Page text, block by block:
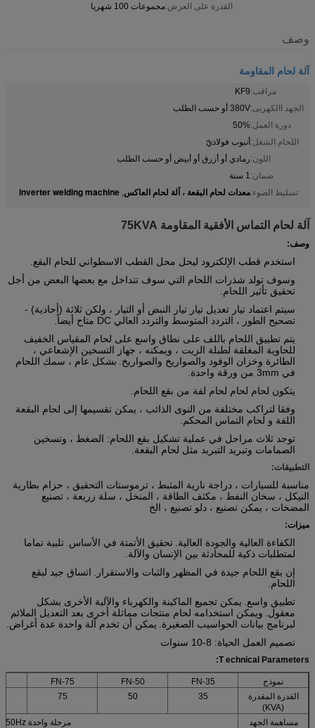
القدرة على العرض:مجموعات 100 شهريا
وصف
آلة لحام المقاومة
مراقب:KF9
الجهد االكهربى:380V أو حسب الطلب
دورة العمل:50%
اللحام الشغل:أنبوب فولاذيّ
اللون:رمادي أو أزرق أو أبيض أو حسب الطلب
ضمان:1 سنة
تسليط الضوء:معدات لحام البقعة ، آلة لحام العاكس,
inverter welding machine
آلة لحام التماس الأفقية المقاومة 75KVA
وصف:
استخدم قطب الإلكترود ليحل محل القطب الاسطواني للحام البقع.
وسوف تولد شذرات اللحام التي سوف تتداخل مع بعضها البعض من أجل
تحقيق تأثير اللحام.
سيتم اعتماد تيار تعديل تيار تيار النبض أو التيار ، ولكن ثلاثة (أحادية) -
تصحيح الطور ، التردد المتوسط ​​والتردد العالي DC متاح أيضاً.
يتم تطبيق اللحام باللف على نطاق واسع على لحام المقياس الخفيف
للحاوية المغلقة لطبلة الزيت ، ويمكنه ، جهاز التسخين الإشعاعي ،
الطائرة وخزان الوقود والصواريخ والصواريخ. بشكل عام ، سمك اللحام
في 3mm من ورقة واحدة.
يتكون لحام لحام لحام لفة من بقع اللحام.
وفقا لتراكب مختلفة من النوى الذائب ، يمكن تقسيمها إلى لحام البقعة
اللفة و لحام التماس المحكم.
توجد ثلاث مراحل في عملية تشكيل بقع اللحام: الضغط ، وتسخين
الصمامات وتبريد التبريد مثل لحام البقعة.
التطبيقات:
مناسبة للسيارات ، دراجة نارية المثبط ، ترموستات التحقيق ، حزام بطارية
النيكل ، سخان النفط ، مكثف الطاقة ، المنخل ، سلة زريعة ، تصنيع
المضخات ، يمكن تصنيع ، دلو تصنيع ، الخ
ميزات:
الكفاءة العالية والجودة العالية. تحقيق الأتمتة في الأساس. تلبية تماما
لمتطلبات ذكية للمحادثة بين الإنسان والآلة.
إن بقع اللحام جيدة في المظهر والثبات والاستقرار.
اتساق جيد لبقع
اللحام.
تطبيق واسع. يمكن تجميع الماكينة والكهرباء والآلية الأخرى بشكل
معقول. ويمكن استخدامه لحام منتجات مماثلة أخرى بعد التعديل الملائم
لبرنامج بيانات الحواسيب الصغيرة. يمكن أن تخدم آلة واحدة عدة أغراض.
تصميم العمل الحياة: 8-10 سنوات
T echnical Parameters:
نموذج FN-35
FN-50
FN-75
القدرة المقدرة
(KVA)
35
50
75
مساهمة الجهد
مرحلة واحدة 380V 50Hz